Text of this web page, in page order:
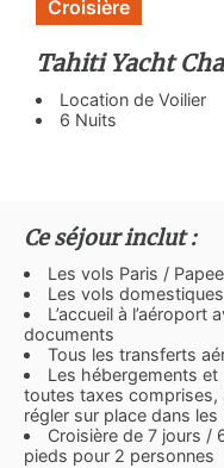
Croisière
Tahiti Yacht
Location de Voilier
6 Nuits
Ce séjour inclut :
Les vols Paris /
Les vols
L’accueil à
documents
Tous les transferts
Les hébergements
toutes taxes comprises,
régler sur place dans
Croisière de 7 jours /
pieds pour 2 personnes